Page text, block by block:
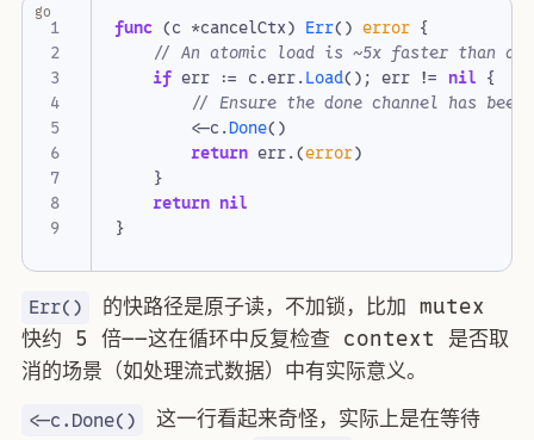
1
2
4
5
6
7
8
9
func (c *cancelCtx) Err() error {
// An atomic load is ~5x faster than a
if err := c.err.Load(); err != nil {
// Ensure the done channel has
<-c.Done()
return err.(error)
}
return nil
}
go
Err()
的快路径是原子读，不加锁，比加 mutex
快约 5 倍——这在循环中反复检查 context 是否取
消的场景（如处理流式数据）中有实际意义。
<-c.Done()
这一行看起来奇怪，实际上是在等待